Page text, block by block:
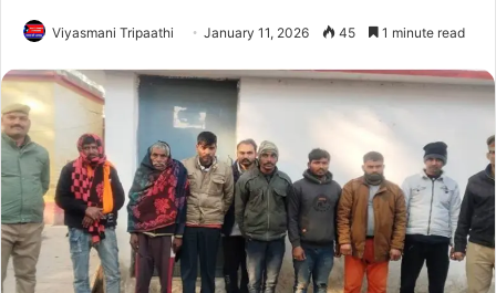
Viyasmani Tripaathi January 11, 2026 45 1 minute read